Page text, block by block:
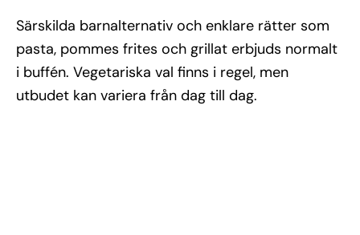
Särskilda barnalternativ och enklare rätter som
pasta, pommes frites och grillat erbjuds normalt
i buffén. Vegetariska val finns i regel, men
utbudet kan variera från dag till dag.